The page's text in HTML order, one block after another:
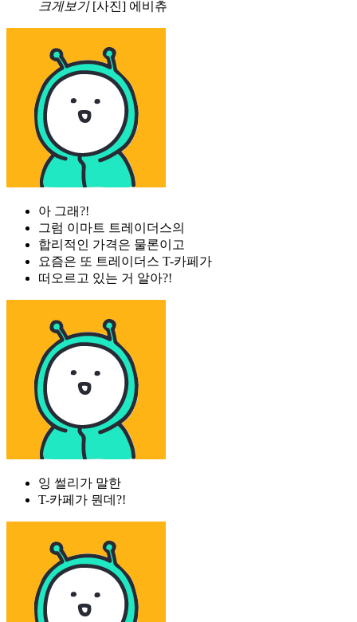
크게보기 [사진] 에비츄
아 그래?!
그럼 이마트 트레이더스의
합리적인 가격은 물론이고
요즘은 또 트레이더스 T-카페가
떠오르고 있는 거 알아?!
잉 썰리가 말한
T-카페가 뭔데?!